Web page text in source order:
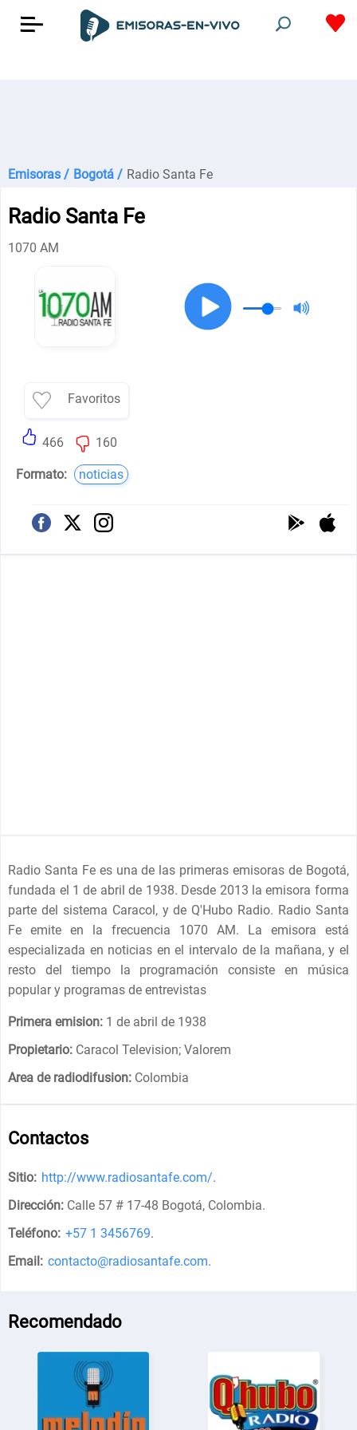
Emisoras / Bogotá / Radio Santa Fe
Radio Santa Fe
1070 AM
Favoritos
466 160
Formato: noticias
Radio Santa Fe es una de las primeras emisoras de Bogotá,
fundada el 1 de abril de 1938. Desde 2013 la emisora forma
parte del sistema Caracol, y de Q'Hubo Radio. Radio Santa
Fe emite en la frecuencia 1070 AM. La emisora está
especializada en noticias en el intervalo de la mañana, y el
resto del tiempo la programación consiste en música
popular y programas de entrevistas
Primera emision: 1 de abril de 1938
Propietario: Caracol Television; Valorem
Area de radiodifusion: Colombia
Contactos
Sitio: http://www.radiosantafe.com/.
Dirección: Calle 57 # 17-48 Bogotá, Colombia.
Teléfono: +57 1 3456769.
Email: contacto@radiosantafe.com.
Recomendado